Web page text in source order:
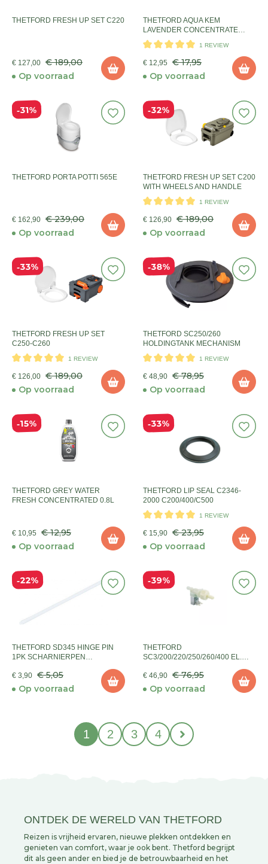
THETFORD FRESH UP SET C220
€ 127,00 € 189,00
Op voorraad
THETFORD AQUA KEM
LAVENDER CONCENTRATE
0,78L
1 REVIEW
€ 12,95
€ 17,95
Op voorraad
31%
THETFORD PORTA POTTI 565E
€ 162,90 € 239,00
Op voorraad
32%
THETFORD FRESH UP SET C200
WITH WHEELS AND HANDLE
1 REVIEW
€ 126,90 € 189,00
Op voorraad
33%
THETFORD FRESH UP SET
C250-C260
1 REVIEW
€ 126,00 € 189,00
Op voorraad
38%
THETFORD SC250/260
HOLDINGTANK MECHANISM
1 REVIEW
€ 48,90 € 78,95
Op voorraad
15%
THETFORD GREY WATER
FRESH CONCENTRATED 0.8L
€ 10,95
€ 12,95
Op voorraad
33%
THETFORD LIP SEAL C2346-
2000 C200/400/C500
1 REVIEW
€ 15,90 € 23,95
Op voorraad
22%
THETFORD SD345 HINGE PIN
1PK SCHARNIERPEN
€ 3,90 € 5,05
Op voorraad
39%
THETFORD
SC3/200/220/250/260/400 EL.
€ 46,90 € 76,95
Op voorraad
1 2 3 4
ONTDEK DE WERELD VAN THETFORD
Reizen is vrijheid ervaren, nieuwe plekken ontdekken en
genieten van comfort, waar je ook bent. Thetford begrijpt
dit als geen ander en bied je de betrouwbaarheid en het